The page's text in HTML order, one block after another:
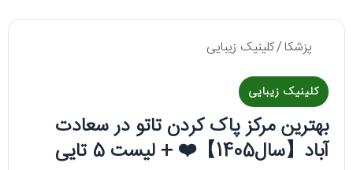
پزشکا/کلینیک زیبایی
کلینیک زیبایی
بهترین مرکز پاک کردن تاتو در سعادت
آباد【سال1405】❤️ + لیست 5 تایی